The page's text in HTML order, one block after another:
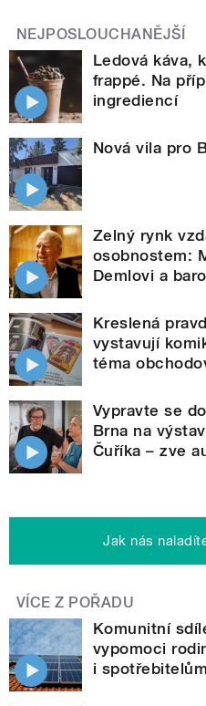
NEJPOSLOUCHANĚJŠÍ
Ledová káva,
frappé. Na
ingrediencí
Nová vila pro
Zelný rynk
osobnostem:
Demlovi a
Kreslená
vystavují
téma
Vypravte se
Brna na
Čuříka – zve
Jak nás
VÍCE Z POŘADU
Komunitní
vypomoci
i spotřebitelům